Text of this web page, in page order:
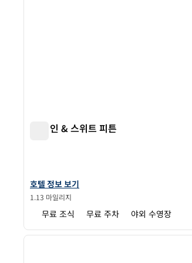
햄튼 인 & 스위트 피튼
햄튼 인 & 스위트 피튼의 호텔 정보 보기
호텔 정보 보기
1.13 마일리지
무료 조식 무료 주차 야외 수영장
1/11